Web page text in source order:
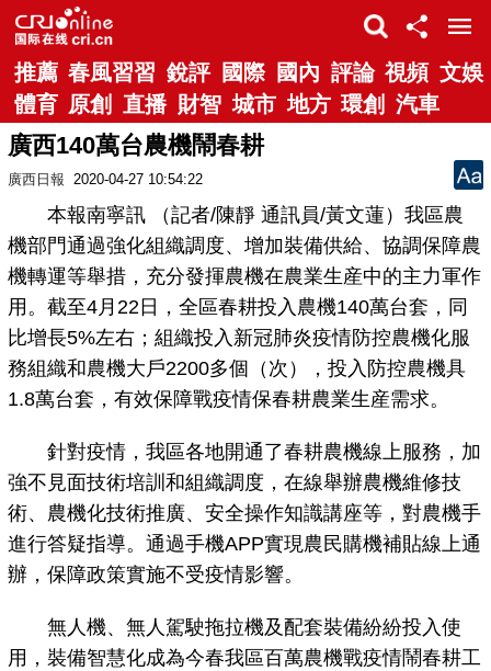
推薦 春風習習 銳評 國際 國內 評論 視頻 文娛
體育 原創 直播 財智 城市 地方 環創 汽車
廣西140萬台農機鬧春耕
廣西日報 2020-04-27 10:54:22
本報南寧訊 （記者/陳靜 通訊員/黃文蓮）我區農
機部門通過強化組織調度、增加裝備供給、協調保障農
機轉運等舉措，充分發揮農機在農業生産中的主力軍作
用。截至4月22日，全區春耕投入農機140萬台套，同
比增長5%左右；組織投入新冠肺炎疫情防控農機化服
務組織和農機大戶2200多個（次），投入防控農機具
1.8萬台套，有效保障戰疫情保春耕農業生産需求。
針對疫情，我區各地開通了春耕農機線上服務，加
強不見面技術培訓和組織調度，在線舉辦農機維修技
術、農機化技術推廣、安全操作知識講座等，對農機手
進行答疑指導。通過手機APP實現農民購機補貼線上通
辦，保障政策實施不受疫情影響。
無人機、無人駕駛拖拉機及配套裝備紛紛投入使
用，裝備智慧化成為今春我區百萬農機戰疫情鬧春耕工